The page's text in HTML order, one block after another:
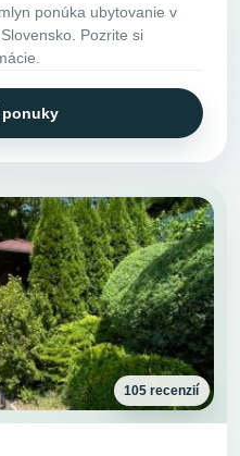
ponúka ubytovanie v
Pozrite si
105 recenzií